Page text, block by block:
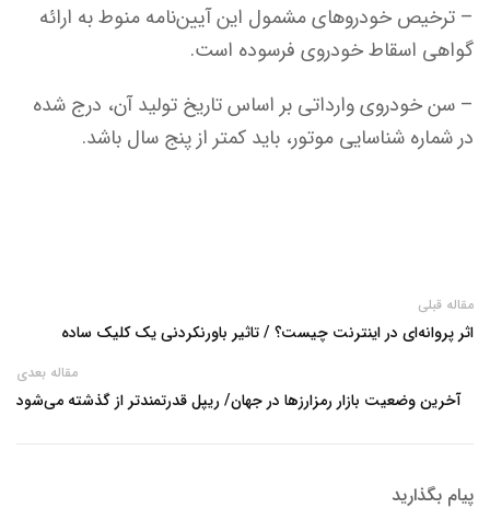
– ترخیص خودروهای مشمول این آیین‌نامه منوط به ارائه
گواهی اسقاط خودروی فرسوده است.
– سن خودروی وارداتی بر اساس تاریخ تولید آن، درج شده
در شماره شناسایی موتور، باید کمتر از پنج سال باشد.
مقاله قبلی
اثر پروانه‌ای در اینترنت چیست؟ / تاثیر باورنکردنی یک کلیک ساده
مقاله بعدی
آخرین وضعیت بازار رمزارزها در جهان/ ریپل قدرتمندتر از گذشته می‌شود
پیام بگذارید